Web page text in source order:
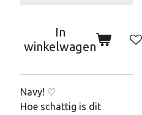
In
winkelwagen
Navy! ♡
Hoe schattig is dit